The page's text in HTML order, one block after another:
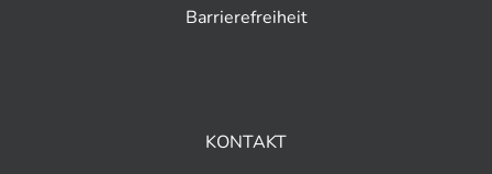
Barrierefreiheit
KONTAKT